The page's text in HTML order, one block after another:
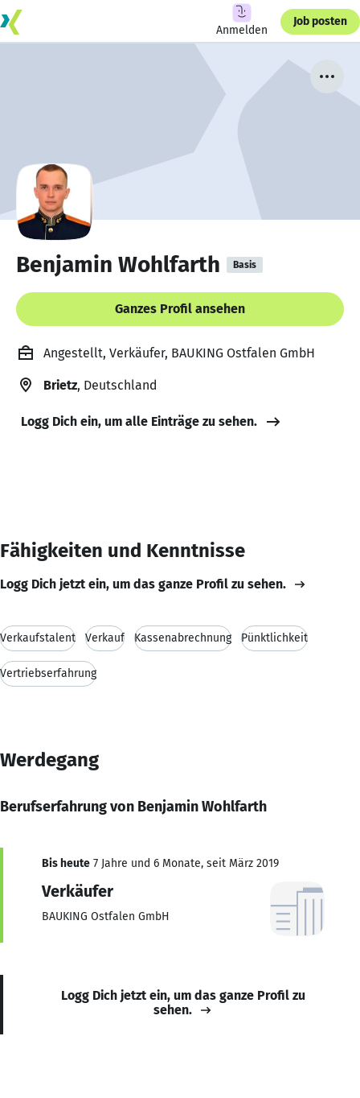
Anmelden
Job posten
Benjamin Wohlfarth Basis
Ganzes Profil ansehen
Angestellt, Verkäufer, BAUKING Ostfalen GmbH
Brietz, Deutschland
Logg Dich ein, um alle Einträge zu sehen.
Fähigkeiten und Kenntnisse
Logg Dich jetzt ein, um das ganze Profil zu sehen.
Verkaufstalent Verkauf Kassenabrechnung Pünktlichkeit
Vertriebserfahrung
Werdegang
Berufserfahrung von Benjamin Wohlfarth
Bis heute 7 Jahre und 6 Monate, seit März 2019
Verkäufer
BAUKING Ostfalen GmbH
Logg Dich jetzt ein, um das ganze Profil zu
sehen.